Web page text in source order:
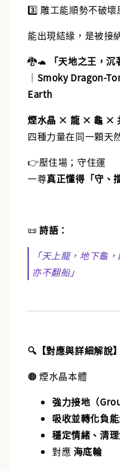
3️⃣ 雕工能順勢不破壞
能出現結緣，是被接
🐉🐢
「天地之王，沉
｜ Smoky Dragon-
Earth
煙水晶 × 龍 × 龜 ×
四種力量在同一顆天
👉壓住場；守住運
一尊真正懂得「守、
📜詩語：
「天上龍，地下龜
亦不翻船」
🔍【對應與詳細解說】
🟤 煙水晶本體
強力接地（
吸收並轉化負
穩定情緒、清
對應海底輪